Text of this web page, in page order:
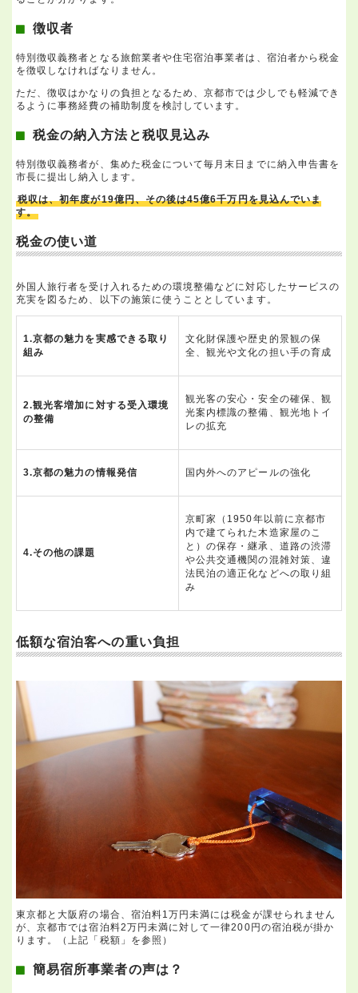
徴収者
特別徴収義務者となる旅館業者や住宅宿泊事業者は、宿泊者から税金
を徴収しなければなりません。
ただ、徴収はかなりの負担となるため、京都市では少しでも軽減でき
るように事務経費の補助制度を検討しています。
税金の納入方法と税収見込み
特別徴収義務者が、集めた税金について毎月末日までに納入申告書を
市長に提出し納入します。
税収は、初年度が19億円、その後は45億6千万円を見込んでいま
す。
税金の使い道
外国人旅行者を受け入れるための環境整備などに対応したサービスの
充実を図るため、以下の施策に使うこととしています。
1.京都の魅力を実感できる取り
組み
文化財保護や歴史的景観の保
全、観光や文化の担い手の育成
2.観光客増加に対する受入環境
の整備
観光客の安心・安全の確保、観
光案内標識の整備、観光地トイ
レの拡充
3.京都の魅力の情報発信 国内外へのアピールの強化
4.その他の課題
京町家（1950年以前に京都市
内で建てられた木造家屋のこ
と）の保存・継承、道路の渋滞
や公共交通機関の混雑対策、違
法民泊の適正化などへの取り組
み
低額な宿泊客への重い負担
東京都と大阪府の場合、宿泊料1万円未満には税金が課せられません
が、京都市では宿泊料2万円未満に対して一律200円の宿泊税が掛か
ります。（上記「税額」を参照）
簡易宿所事業者の声は？